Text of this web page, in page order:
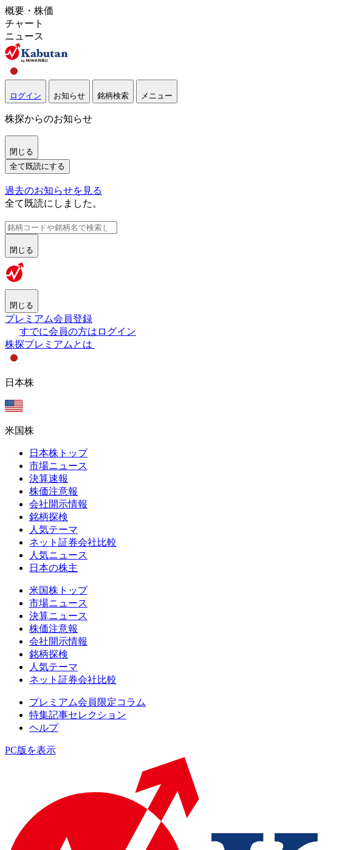
概要・株価
チャート
ニュース
ログイン お知らせ 銘柄検索 メニュー
株探からのお知らせ
閉じる
全て既読にする
過去のお知らせを見る
全て既読にしました。
閉じる
閉じる
プレミアム会員登録
すでに会員の方はログイン
株探プレミアムとは
日本株
米国株
日本株トップ
市場ニュース
決算速報
株価注意報
会社開示情報
銘柄探検
人気テーマ
ネット証券会社比較
人気ニュース
日本の株主
米国株トップ
市場ニュース
決算ニュース
株価注意報
会社開示情報
銘柄探検
人気テーマ
ネット証券会社比較
プレミアム会員限定コラム
特集記事セレクション
ヘルプ
PC版を表示